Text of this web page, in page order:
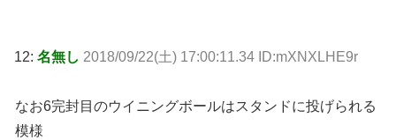
12: 名無し 2018/09/22(土) 17:00:11.34 ID:mXNXLHE9r
なお6完封目のウイニングボールはスタンドに投げられる
模様